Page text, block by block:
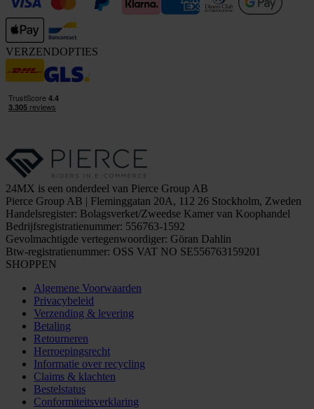
VERZENDOPTIES
24MX is een onderdeel van Pierce Group AB
Pierce Group AB | Fleminggatan 20A, 112 26 Stockholm, Zweden
Handelsregister: Bolagsverket/Zweedse Kamer van Koophandel
Bedrijfsregistratienummer: 556763-1592
Gevolmachtigde vertegenwoordiger: Göran Dahlin
Btw-registratienummer: OSS VAT NO SE556763159201
SHOPPEN
Algemene Voorwaarden
Privacybeleid
Verzending & levering
Betaling
Retourneren
Herroepingsrecht
Informatie over recycling
Claims & klachten
Bestelstatus
Conformiteitsverklaring